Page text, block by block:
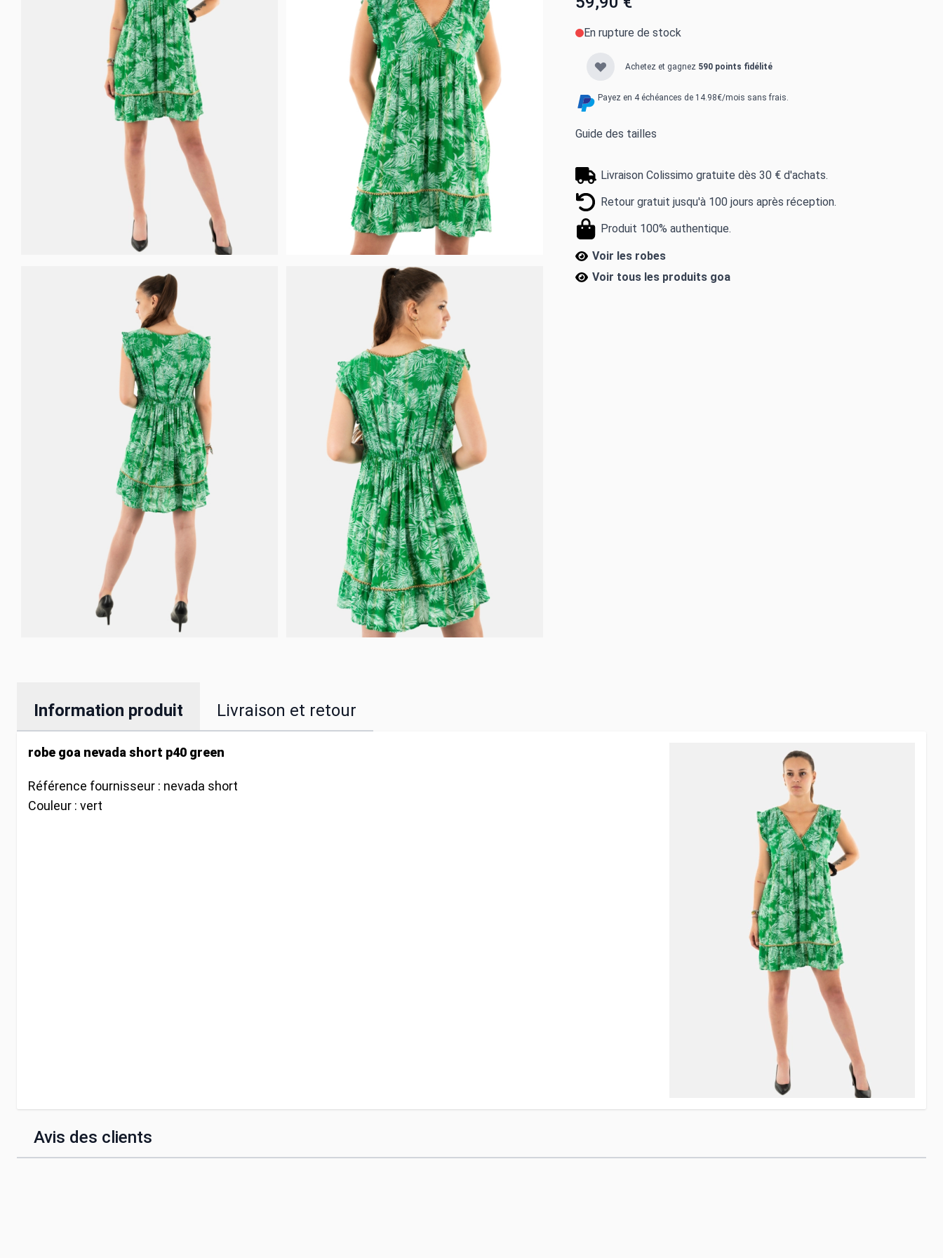
En rupture de stock
Achetez et gagnez 590 points fidélité
Payez en 4 échéances de 14.98€/mois sans frais.
Guide des tailles
Livraison Colissimo gratuite dès 30 € d'achats.
Retour gratuit jusqu'à 100 jours après réception.
Produit 100% authentique.
Voir les robes
Voir tous les produits goa
Information produit Livraison et retour
robe goa nevada short p40 green
Référence fournisseur : nevada short
Couleur : vert
Avis des clients